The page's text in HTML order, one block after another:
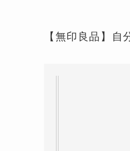
【無印良品】